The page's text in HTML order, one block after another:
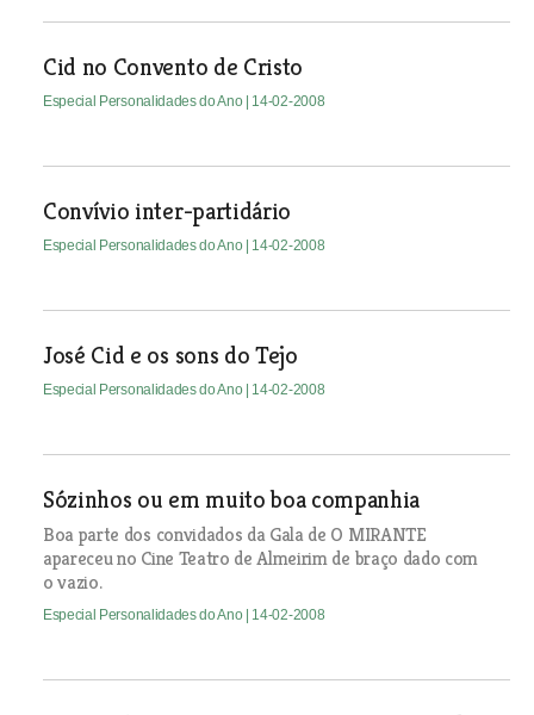
Cid no Convento de Cristo
Especial Personalidades do Ano | 14-02-2008
Convívio inter-partidário
Especial Personalidades do Ano | 14-02-2008
José Cid e os sons do Tejo
Especial Personalidades do Ano | 14-02-2008
Sózinhos ou em muito boa companhia
Boa parte dos convidados da Gala de O MIRANTE
apareceu no Cine Teatro de Almeirim de braço dado com
o vazio.
Especial Personalidades do Ano | 14-02-2008